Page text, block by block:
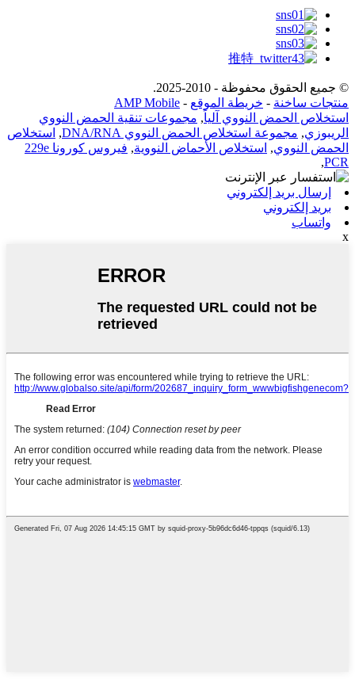
© جميع الحقوق محفوظة - 2010-2025.
منتجات ساخنة - خريطة الموقع -
AMP Mobile
استخلاص الحمض النووي آلياً, مجموعات تنقية الحمض النووي
الريبوزي, مجموعة استخلاص الحمض النووي DNA/RNA , استخلاص
الحمض النووي, استخلاص الأحماض النووية,
فيروس كورونا 229e
PCR
,
إرسال بريد إلكتروني
بريد إلكتروني
واتساب
x